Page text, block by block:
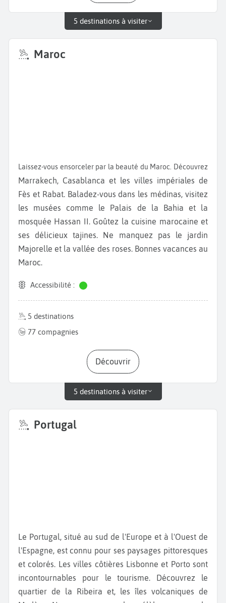
5 destinations à visiter
Maroc
Laissez-vous ensorceler par la beauté du Maroc. Découvrez
Marrakech, Casablanca et les villes impériales de
Fès et Rabat. Baladez-vous dans les médinas, visitez
les musées comme le Palais de la Bahia et la
mosquée Hassan II. Goûtez la cuisine marocaine et
ses délicieux tajines. Ne manquez pas le jardin
Majorelle et la vallée des roses. Bonnes vacances au
Maroc.
Accessibilité :
5 destinations
77 compagnies
Découvrir
5 destinations à visiter
Portugal
Le Portugal, situé au sud de l'Europe et à l'Ouest de
l'Espagne, est connu pour ses paysages pittoresques
et colorés. Les villes côtières Lisbonne et Porto sont
incontournables pour le tourisme. Découvrez le
quartier de la Ribeira et, les îles volcaniques de